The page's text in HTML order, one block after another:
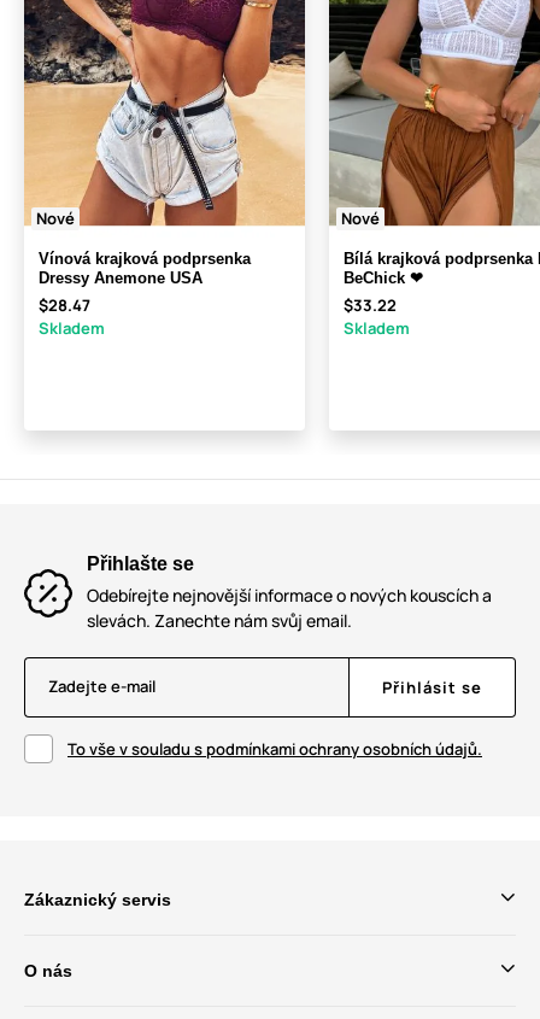
Nové
Vínová krajková podprsenka
Dressy Anemone USA
$28.47
Skladem
Nové
Bílá krajková podprsenka
BeChick ❤
$33.22
Skladem
Přihlašte se
Odebírejte nejnovější informace o nových kouscích a
slevách. Zanechte nám svůj email.
Zadejte e-mail Přihlásit se
To vše v souladu s podmínkami ochrany osobních údajů.
Zákaznický servis
O nás